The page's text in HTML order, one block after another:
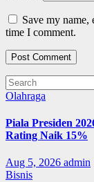
Save my
time I comment.
Olahraga
Piala Presiden
Rating Naik 15%
Aug 5, 2026 admin
Bisnis